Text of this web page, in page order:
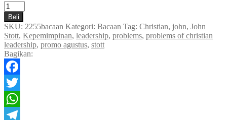
Kuantitas
Problems
of
Christian
Leadership
Beli
SKU: 2255bacaan Kategori: Bacaan Tag: Christian, john, John
Stott, Kepemimpinan, leadership, problems, problems of christian
leadership, promo agustus, stott
Bagikan:
Facebook
Twitter
WhatsApp